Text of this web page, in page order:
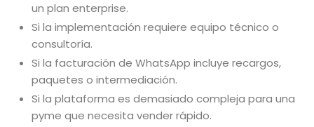
un plan enterprise.
Si la implementación requiere equipo técnico o
consultoría.
Si la facturación de WhatsApp incluye recargos,
paquetes o intermediación.
Si la plataforma es demasiado compleja para una
pyme que necesita vender rápido.